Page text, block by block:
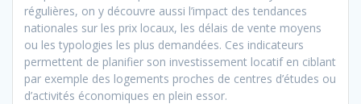
régulières, on y découvre aussi l’impact des tendances
nationales sur les prix locaux, les délais de vente moyens
ou les typologies les plus demandées. Ces indicateurs
permettent de planifier son investissement locatif en ciblant
par exemple des logements proches de centres d’études ou
d’activités économiques en plein essor.